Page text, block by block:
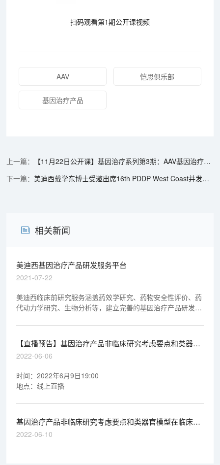
扫码观看第1期公开课视频
AAV 恺思俱乐部
基因治疗产品
【11月22日公开课】基因治疗系列第3期：AAV基因治疗产品GMP大规模生产的关键考量要素
美迪西戴学东博士受邀出席16th PDDP West Coast并发表主题演讲
相关新闻
美迪西基因治疗产品研发服务平台
2021-07-22
美迪西临床前研究服务涵盖药效学研究、药物安全性评价、药
代动力学研究、生物分析等，建立完善的基因治疗产品研发平
评价研究的一站式服
【直播预告】基因治疗产品非临床研究考虑要点和类器官
模型在临床前研究中的应用
2022-06-06
时间：2022年6月9日19:00
地点：线上直播
基因治疗产品非临床研究考虑要点和类器官模型在临床前
研究中的应用
2022-06-10